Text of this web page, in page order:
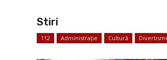
Stiri
112 Administrație Cultură